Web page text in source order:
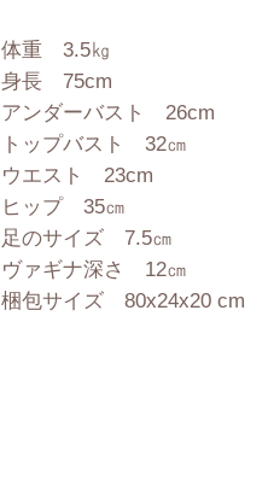
体重 3.5㎏
身長 75cm
アンダーバスト 26cm
トップバスト 32㎝
ウエスト 23cm
ヒップ 35㎝
足のサイズ 7.5㎝
ヴァギナ深さ 12㎝
梱包サイズ 80x24x20 cm